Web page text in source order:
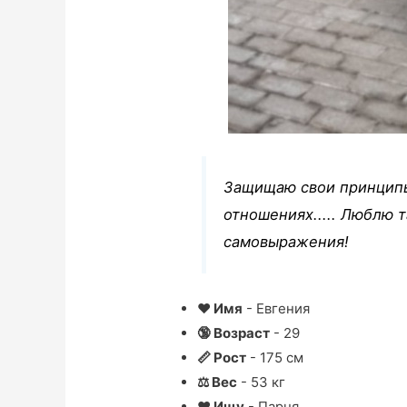
Защищаю свои
отношениях..... Люблю
самовыражения!
❤ Имя - Евгения
🔞 Возраст - 29
📏 Рост - 175 см
⚖ Вес - 53 кг